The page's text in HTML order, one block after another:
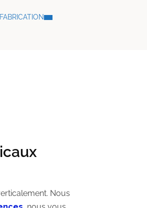
FABRICATION
Nous